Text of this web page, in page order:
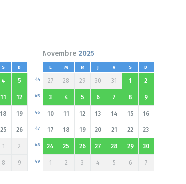
S D
4 5
11 12
18 19
25 26
1 2
8 9
Novembre 2025
L M M J V S D
27
44 28 29 30 31 1 2
3
45 4 5 6 7 8 9
10
46 11 12 13 14 15 16
17
47 18 19 20 21 22 23
24
48 25 26 27 28 29 30
1
49 2 3 4 5 6 7